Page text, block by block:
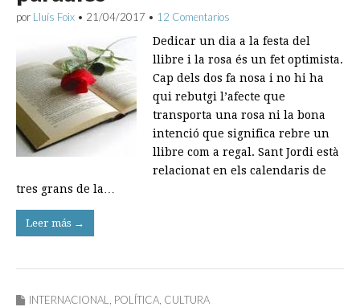
por Lluís Foix • 21/04/2017 • 12 Comentarios
Dedicar un dia a la festa del
llibre i la rosa és un fet optimista.
Cap dels dos fa nosa i no hi ha
qui rebutgi l’afecte que
transporta una rosa ni la bona
intenció que significa rebre un
llibre com a regal. Sant Jordi està
relacionat en els calendaris de
tres grans de la…
Leer más →
INTERNACIONAL POLÍTICA CULTURA